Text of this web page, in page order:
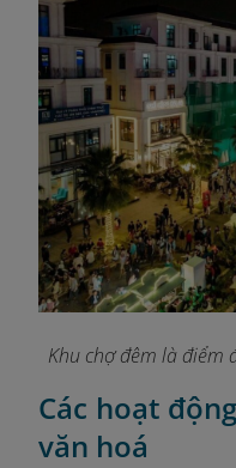
Khu chợ đêm là điểm
Các hoạt
văn hoá